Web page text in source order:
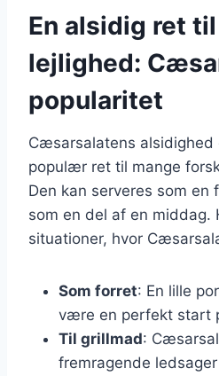
En alsidig ret
lejlighed:
popularitet
Cæsarsalatens alsidighed
populær ret til mange
Den kan serveres som en
som en del af en middag.
situationer, hvor
Som forret: En lille
være en perfekt start
Til grillmad:
fremragende